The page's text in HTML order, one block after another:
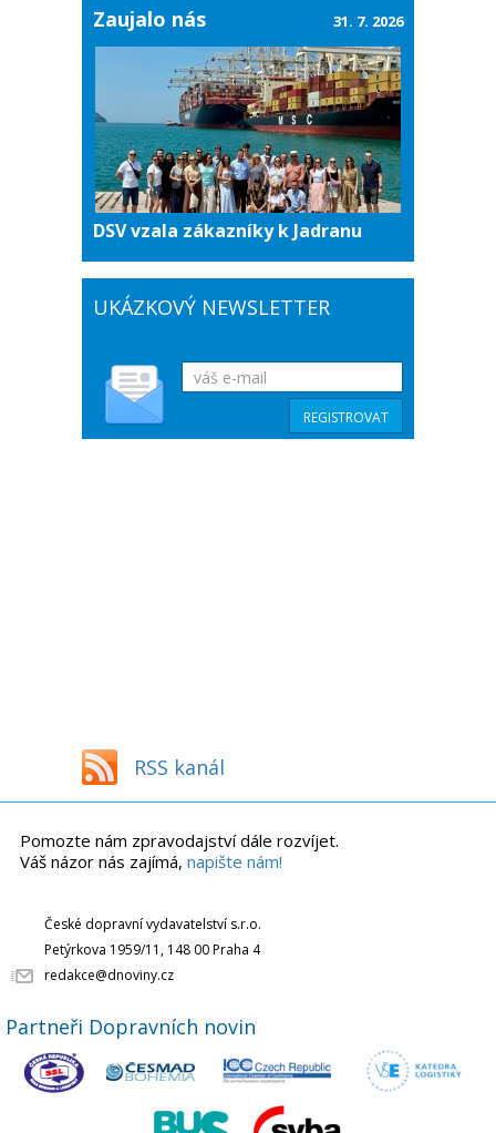
Zaujalo nás
DSV vzala zákazníky k Jadranu
31. 7. 2026
UKÁZKOVÝ NEWSLETTER
RSS kanál
Pomozte nám zpravodajství dále rozvíjet.
Váš názor nás zajímá, napište nám!
České dopravní vydavatelství s.r.o.
Petýrkova 1959/11, 148 00 Praha 4
redakce@dnoviny.cz
Partneři Dopravních novin